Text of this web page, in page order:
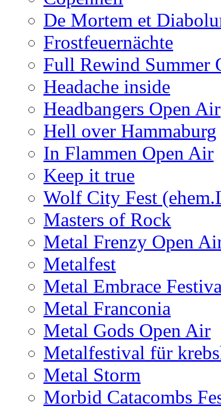
De Mortem et
Frostfeuernächte
Full Rewind Summer
Headache inside
Headbangers Open Air
Hell over Hammaburg
In Flammen Open Air
Keep it true
Wolf City Fest
Masters of Rock
Metal Frenzy Open
Metalfest
Metal Embrace
Metal Franconia
Metal Gods Open Air
Metalfestival für
Metal Storm
Morbid Catacombs